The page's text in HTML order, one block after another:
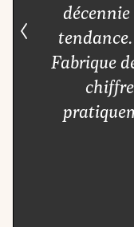
Suivant
Fabrique
Précédent